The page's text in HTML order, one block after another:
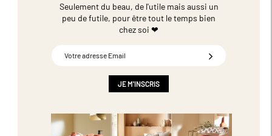
Seulement du beau, de l'utile mais aussi un
peu de futile, pour être tout le temps bien
chez soi ❤
JE M'INSCRIS